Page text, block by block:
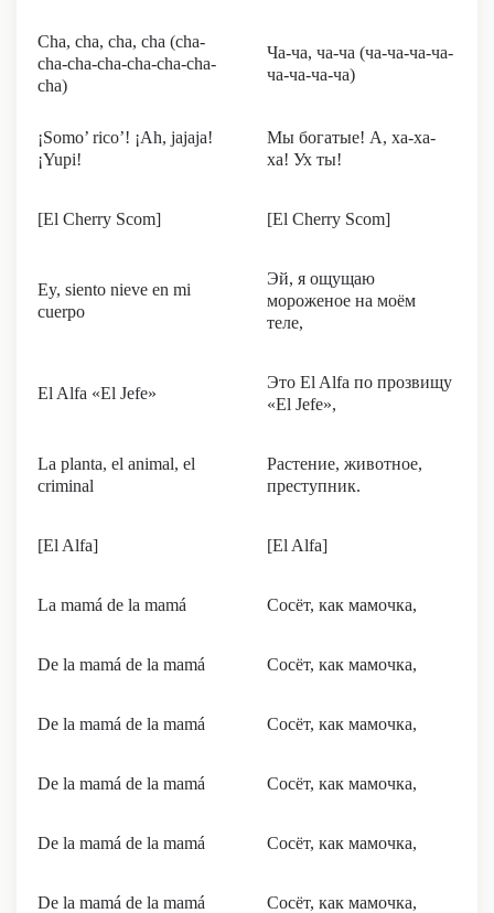
Cha, cha, cha, cha (cha-
cha-cha-cha-cha-cha-cha-
cha)
Ча-ча, ча-ча (ча-ча-ча-ча-
ча-ча-ча-ча)
¡Somo’ rico’! ¡Ah, jajaja!
¡Yupi!
Мы богатые! А, ха-ха-
ха! Ух ты!
[El Cherry Scom] [El Cherry Scom]
Ey, siento nieve en mi
cuerpo
Эй, я ощущаю
мороженое на моём
теле,
El Alfa «El Jefe»
Это El Alfa по прозвищу
«El Jefe»,
La planta, el animal, el
criminal
Растение, животное,
преступник.
[El Alfa] [El Alfa]
La mamá de la mamá Сосёт, как мамочка,
De la mamá de la mamá Сосёт, как мамочка,
De la mamá de la mamá Сосёт, как мамочка,
De la mamá de la mamá Сосёт, как мамочка,
De la mamá de la mamá Сосёт, как мамочка,
De la mamá de la mamá Сосёт, как мамочка,